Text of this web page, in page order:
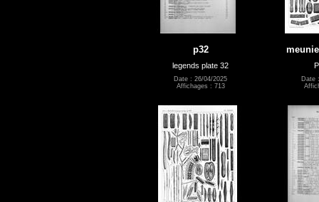
p32
legends plate 32
Date : 26/04/2025
Affichages : 713
Date